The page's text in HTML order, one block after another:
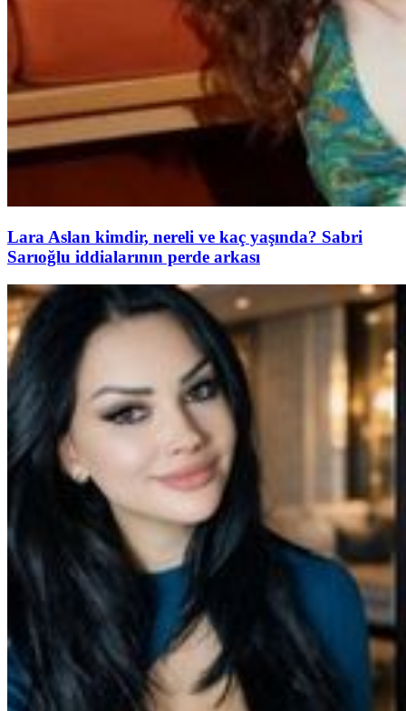
Lara Aslan kimdir, nereli ve kaç yaşında? Sabri
Sarıoğlu iddialarının perde arkası